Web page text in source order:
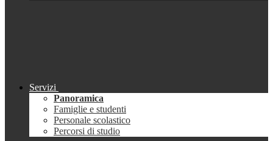
Servizi
Panoramica
Famiglie e studenti
Personale scolastico
Percorsi di studio